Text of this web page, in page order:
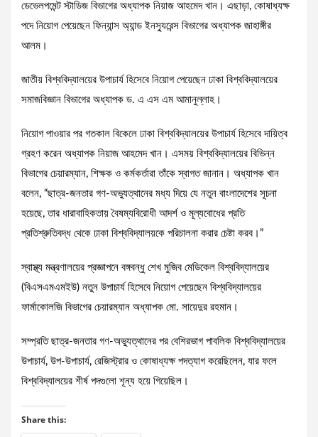
ডেভেলপমেন্ট স্টাডিজ বিভাগের অধ্যাপক নিয়াজ আহমেদ খান। এছাড়া, কোষাধ্যক্ষ
পদে নিয়োগ পেয়েছেন ফিন্যান্স অ্যান্ড ইনস্যুরেন্স বিভাগের অধ্যাপক জাহাঙ্গীর
আলম।
জাতীয় বিশ্ববিদ্যালয়ের উপাচার্য হিসেবে নিয়োগ পেয়েছেন ঢাকা বিশ্ববিদ্যালয়ের
সমাজবিজ্ঞান বিভাগের অধ্যাপক ড. এ এস এম আমানুল্লাহ।
নিয়োগ পাওয়ার পর গতকাল বিকেলে ঢাকা বিশ্ববিদ্যালয়ের উপাচার্য হিসেবে দায়িত্ব
গ্রহণ করেন অধ্যাপক নিয়াজ আহমেদ খান। এসময় বিশ্ববিদ্যালয়ের বিভিন্ন
বিভাগের চেয়ারম্যান, শিক্ষক ও কর্মকর্তারা তাঁকে স্বাগত জানান। অধ্যাপক খান
বলেন, “ছাত্র-জনতার গণ-অভ্যুত্থানের মধ্য দিয়ে যে নতুন বাংলাদেশের সূচনা
হয়েছে, তার ধারাবাহিকতায় বৈষম্যবিরোধী আদর্শ ও মূল্যবোধের প্রতি
প্রতিশ্রুতিবদ্ধ থেকে ঢাকা বিশ্ববিদ্যালয়কে পরিচালনা করার চেষ্টা করব।”
স্বাস্থ্য মন্ত্রণালয়ের প্রজ্ঞাপনে বঙ্গবন্ধু শেখ মুজিব মেডিকেল বিশ্ববিদ্যালয়ের
(বিএসএমএমইউ) নতুন উপাচার্য হিসেবে নিয়োগ পেয়েছেন বিশ্ববিদ্যালয়ের
ফার্মাকোলজি বিভাগের চেয়ারম্যান অধ্যাপক মো. সায়েদুর রহমান।
সম্প্রতি ছাত্র-জনতার গণ-অভ্যুত্থানের পর বেশিরভাগ পাবলিক বিশ্ববিদ্যালয়ের
উপাচার্য, উপ-উপাচার্য, রেজিস্ট্রার ও কোষাধ্যক্ষ পদত্যাগ করেছিলেন, যার ফলে
বিশ্ববিদ্যালয়ের শীর্ষ পদগুলো শূন্য হয়ে গিয়েছিল।
Share this: